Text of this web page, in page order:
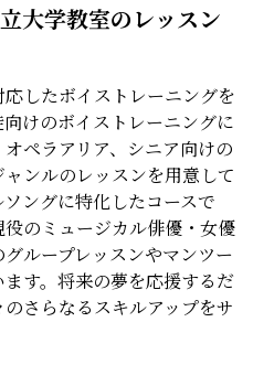
大学教室のレッスン
したボイストレーニングを
けのボイストレーニングに
ペラアリア、シニア向けの
ンルのレッスンを用意して
ングに特化したコースで
のミュージカル俳優・女優
ループレッスンやマンツー
す。将来の夢を応援するだ
さらなるスキルアップをサ